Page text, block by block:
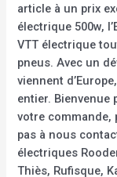
article à un prix
électrique 500w,
VTT électrique
pneus. Avec un
viennent
entier.
votre commande,
pas à nous
électriques
Thiès, Rufisque,